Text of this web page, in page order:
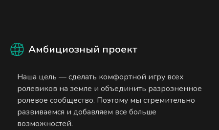
Амбициозный проект
Наша цель — сделать комфортной игру всех
ролевиков на земле и объединить разрозненное
ролевое сообщество. Поэтому мы стремительно
развиваемся и добавляем все больше
возможностей.